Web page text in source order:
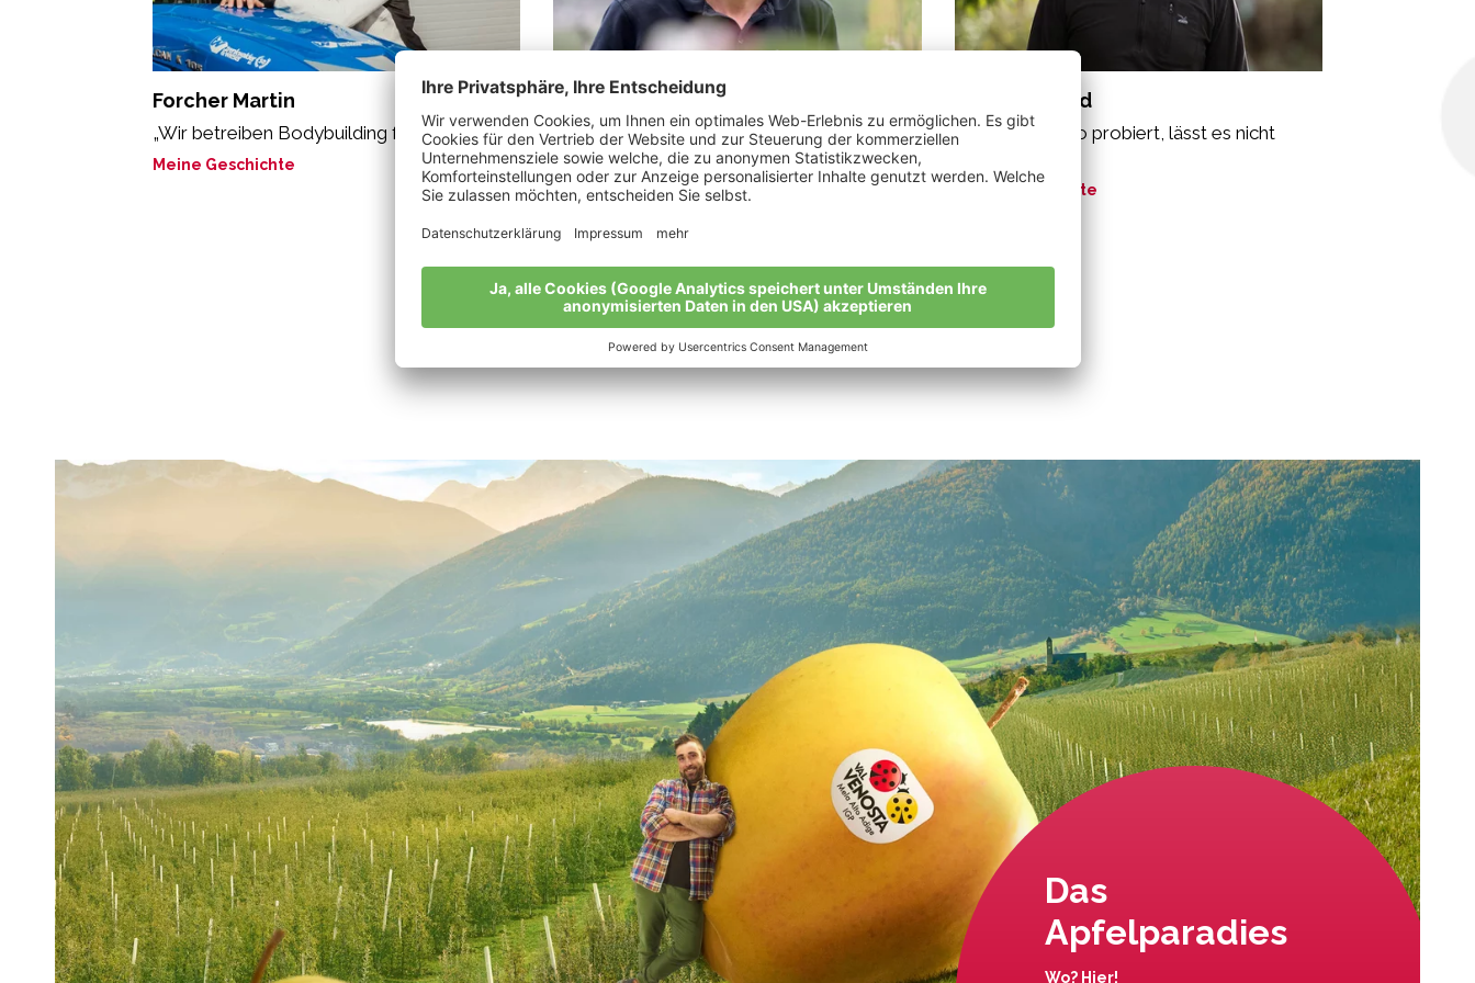
Forcher Martin
„Wir betreiben Bodybuilding für Nützlinge!“
Meine Geschichte
Pinzger Martin
“Die Äpfel. Ein Naturtalent.”
Meine Geschichte
Mair Bernhard
„Wer einmal Bio probiert, lässt es nicht
Meine Geschichte
Alle Bio-Bauern im Überblick
Das
Apfelparadies
Wo? Hier!